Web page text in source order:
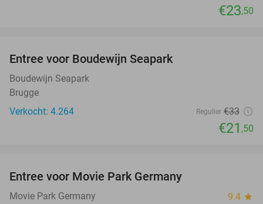
€23,50
Entree voor Boudewijn Seapark
Boudewijn Seapark
Brugge
Verkocht: 4.264
Regulier €33
€21 ,50
Entree voor Movie Park Germany
Movie Park Germany 9.4 star